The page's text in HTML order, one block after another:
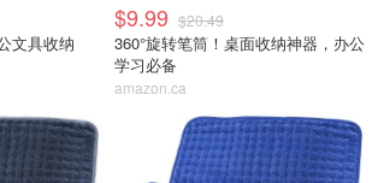
文具收纳
$9.99 $20.49
360°旋转笔筒！桌面收纳神器，办公
学习必备
amazon.ca